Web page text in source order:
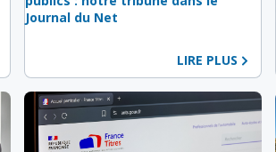
Journal du Net
LIRE PLUS